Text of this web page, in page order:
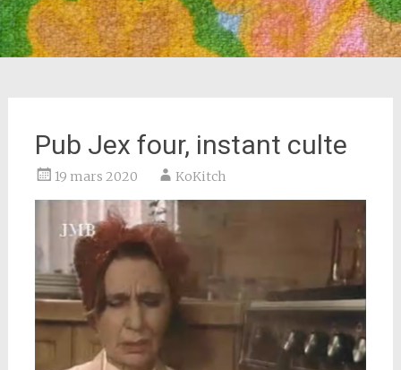
Pub Jex four, instant culte
19 mars 2020 KoKitch